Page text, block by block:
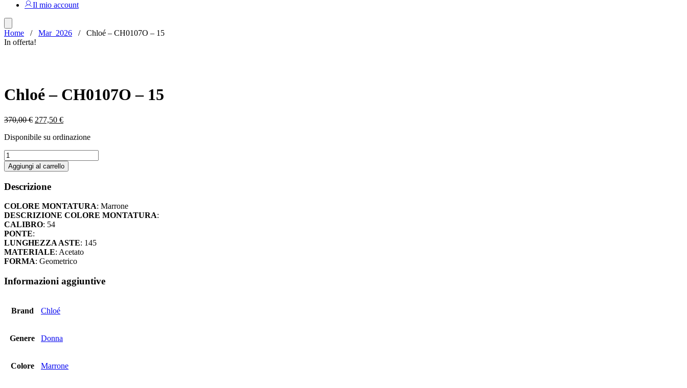
Il mio account
Home / Mar_2026 / Chloé – CH0107O – 15
In offerta!
Chloé – CH0107O – 15
370,00€ Il
originale
277,50 €Il
attuale
Disponibile su ordinazione
Chloé
-
CH0107O
-
15
Aggiungi al carrello
Descrizione
COLORE MONTATURA: Marrone
DESCRIZIONE COLORE MONTATURA:
CALIBRO: 54
PONTE:
LUNGHEZZA ASTE: 145
MATERIALE: Acetato
FORMA: Geometrico
Informazioni aggiuntive
Brand Chloé
Genere Donna
Colore Marrone